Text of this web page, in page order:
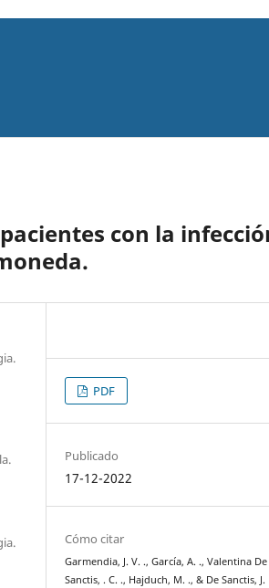
con la
PDF
Publicado
17-12-2022
Cómo citar
Garmendia, J. V. ., García, A. ., Valentina De
Sanctis, . C. ., Hajduch, M. ., & De Sanctis, J.